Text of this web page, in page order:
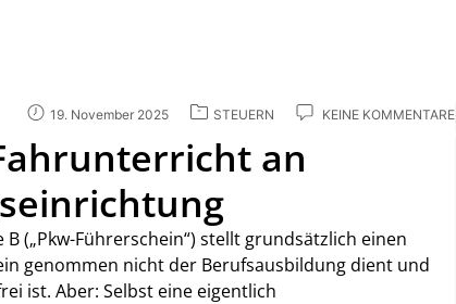
19. November 2025 STEUERN KEINE KOMMENTARE
an
(„Pkw-Führerschein“) stellt grundsätzlich einen
genommen nicht der Berufsausbildung dient und
ist. Aber: Selbst eine eigentlich